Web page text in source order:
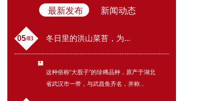
最新发布 新闻动态
05/03 冬日里的洪山菜苔，为...
这种俗称“大股子”的珍稀品种，原产于湖北
省武汉市一带，与武昌鱼齐名，并称...